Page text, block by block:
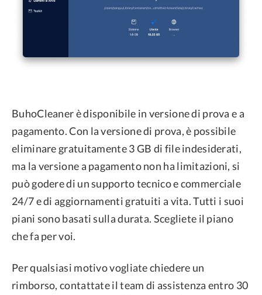
BuhoCleaner è disponibile in versione di prova e a
pagamento. Con la versione di prova, è possibile
eliminare gratuitamente 3 GB di file indesiderati,
ma la versione a pagamento non ha limitazioni, si
può godere di un supporto tecnico e commerciale
24/7 e di aggiornamenti gratuiti a vita. Tutti i suoi
piani sono basati sulla durata. Scegliete il piano
che fa per voi.
Per qualsiasi motivo vogliate chiedere un
rimborso, contattate il team di assistenza entro 30